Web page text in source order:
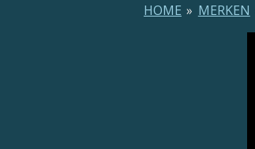
HOME » MERKEN